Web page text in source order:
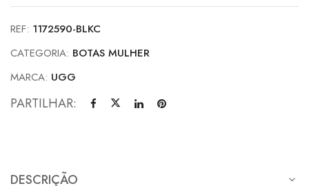
REF: 1172590-BLKC
CATEGORIA: BOTAS MULHER
MARCA: UGG
PARTILHAR:
DESCRIÇÃO